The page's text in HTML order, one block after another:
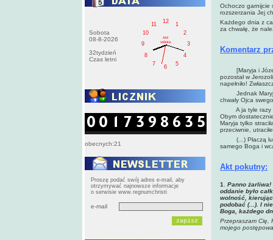
Sobota
08-8-2026
32tydzień
Czas letni
1
2
3
4
5
6
7
8
9
10
11
12
AM
sobota
obecnych:21
Proszę podać swój adres e-mail, aby
otrzymywać najnowsze informacje
o serwisie www.regnumchristi
e-mail
Ochoczo garnijcie
rozszerzania Jej
Każdego dnia z
za chwałę, że
Komentarz
[Maryja i Józef]
pozostał w
napełniło!
Jednak Maryja
chwały Ojca
A ja tyle razy
Obym
Maryja tylko
przeciwnie,
(...) Płaczą
samego Boga i
Akt pokutny:
1 Panno żarliwa!
oddanie było
wolność,
podobać (...). I
Boga, każdego
Przepraszam Cię,
mojego